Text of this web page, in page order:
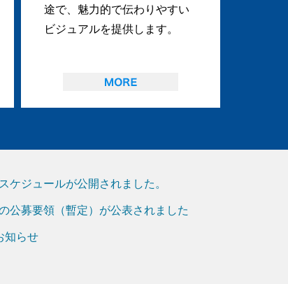
途で、魅力的で伝わりやすい
ビジュアルを提供します。
ケジュールが公開されました。
公募要領（暫定）が公表されました
知らせ